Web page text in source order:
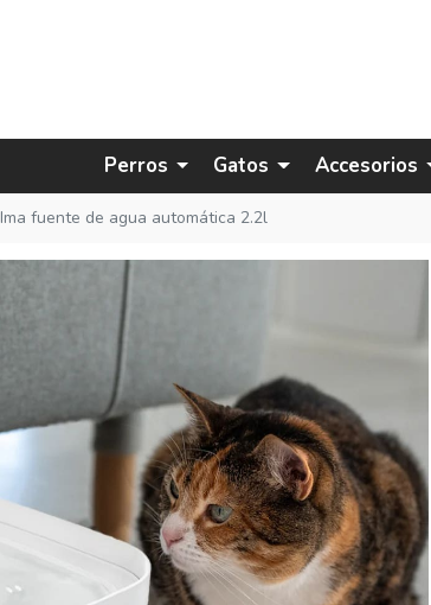
Perros Gatos Accesorios
Ima fuente de agua automática 2.2l